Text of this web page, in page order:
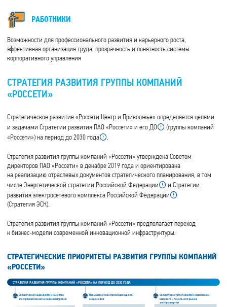
РАБОТНИКИ
Возможности для профессионального развития и карьерного роста,
эффективная организация труда, прозрачность и понятность системы
корпоративного управления
СТРАТЕГИЯ РАЗВИТИЯ ГРУППЫ КОМПАНИЙ
«РОССЕТИ»
Стратегическое развитие «Россети Центр и Приволжье» определяется целями
и задачами Стратегии развития ПАО «Россети» и его ДО
(группы компаний
«Россети») на период до 2030 года
.
Стратегия развития группы компаний «Россети» утверждена Советом
директоров ПАО «Россети» в декабре 2019 года и ориентирована
на реализацию отраслевых документов стратегического планирования, в том
числе Энергетической стратегии Российской Федерации
и Стратегии
развития электросетевого комплекса Российской Федерации
(Стратегия ЭСК).
Стратегия развития группы компаний «Россети» предполагает переход
к бизнес-модели современной инновационной инфраструктуры.
СТРАТЕГИЧЕСКИЕ ПРИОРИТЕТЫ РАЗВИТИЯ ГРУППЫ КОМПАНИЙ
«РОССЕТИ»
СТРАТЕГИЯ РАЗВИТИЯ ГРУППЫ КОМПАНИЙ «РОССЕТИ» НА ПЕРИОД ДО 2030 ГОДА
Обеспечение надежности и качества
электроснабжения на заданном уровне
Повышение совокупной доходности
акционеров
Обеспечение устойчивости к изменениям
мирового и локального рынка
электроэнергии